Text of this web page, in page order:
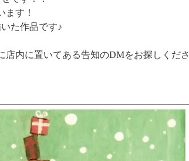
ます！
た作品です♪
店内に置いてある告知のDMをお探しくださ